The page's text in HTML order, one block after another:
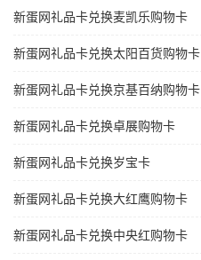
新蛋网礼品卡兑换麦凯乐购物卡
新蛋网礼品卡兑换太阳百货购物卡
新蛋网礼品卡兑换京基百纳购物卡
新蛋网礼品卡兑换卓展购物卡
新蛋网礼品卡兑换岁宝卡
新蛋网礼品卡兑换大红鹰购物卡
新蛋网礼品卡兑换中央红购物卡